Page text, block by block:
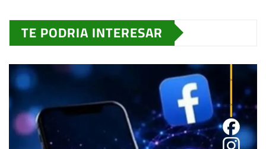
TE PODRIA INTERESAR